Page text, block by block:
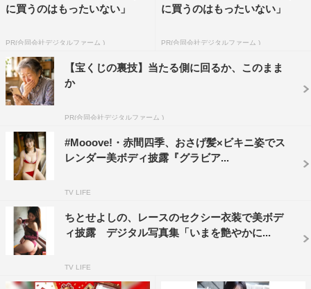
に買うのはもったいない」
PR(合同会社デジタルファーム )
に買うのはもったいない」
PR(合同会社デジタルファーム )
【宝くじの裏技】当たる側に回るか、このまま
か
PR(合同会社デジタルファーム )
#Mooove!・赤間四季、おさげ髪×ビキニ姿でス
レンダー美ボディ披露『グラビア...
TV LIFE
ちとせよしの、レースのセクシー衣装で美ボデ
ィ披露 デジタル写真集「いまを艶やかに...
TV LIFE